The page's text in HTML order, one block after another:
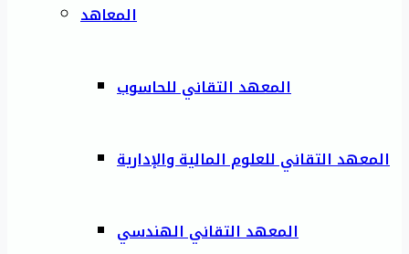
المعاهد
المعهد التقاني للحاسوب
المعهد التقاني للعلوم المالية والإدارية
المعهد التقاني الهندسي